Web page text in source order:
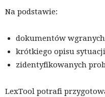
Na podstawie:
dokumentów
krótkiego opisu
zidentyfikowanych
LexTool potrafi